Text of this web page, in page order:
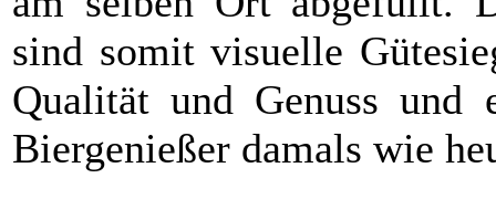
sind somit visuelle
Qualität und Genuss und
Biergenießer damals wie